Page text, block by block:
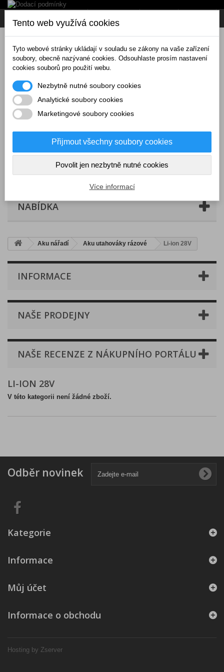
Košík (prázdný)
NABÍDKA
Aku nářadí Aku utahováky rázové Li-ion 28V
INFORMACE
NAŠE PRODEJNY
NAŠE RECENZE Z NÁKUPNÍHO PORTÁLU
LI-ION 28V
V této kategorii není žádné zboží.
Odběr novinek
Kategorie
Informace
Hosting by Zserver
Můj účet
Informace o obchodu
Tento web využívá cookies
Tyto webové stránky ukládají v souladu se zákony na vaše zařízení
soubory, obecně nazývané cookies. Odsouhlaste prosím nastavení
cookies souborů pro použití webu.
Nezbytně nutné soubory cookies
Analytické soubory cookies
Marketingové soubory cookies
Přijmout všechny soubory cookies
Povolit jen nezbytně nutné cookies
Více informací